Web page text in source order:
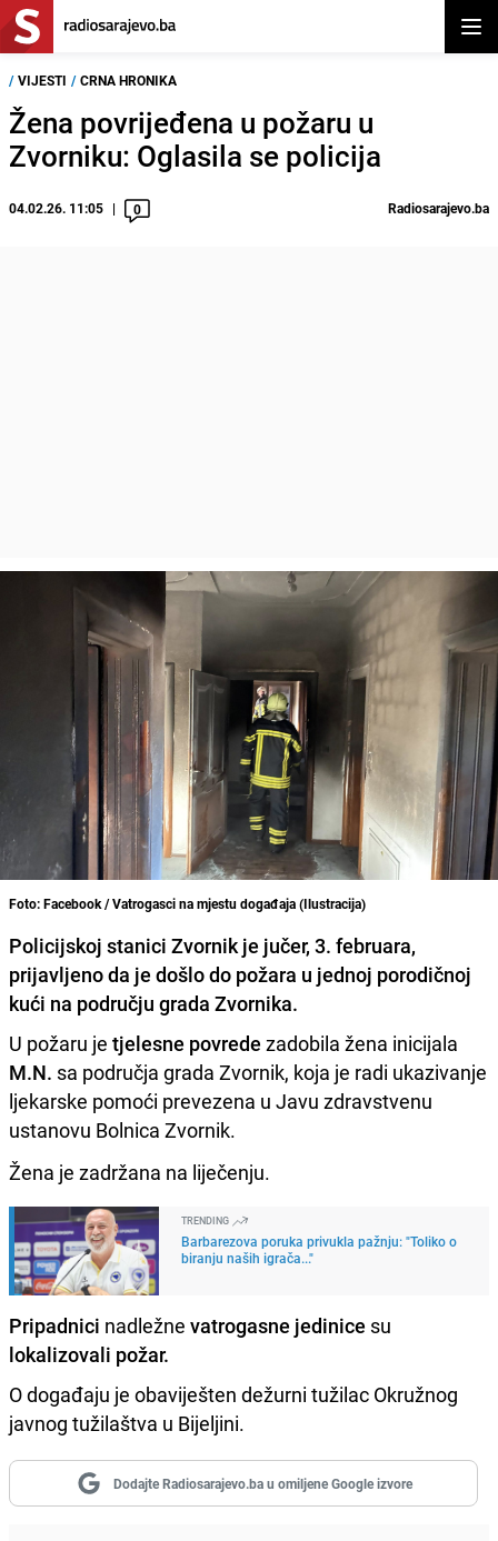
/ VIJESTI / CRNA HRONIKA
Žena povrijeđena u požaru u
Zvorniku: Oglasila se policija
04.02.26. 11:05 0 Radiosarajevo.ba
Foto: Facebook / Vatrogasci na mjestu događaja (Ilustracija)
Policijskoj stanici Zvornik je jučer, 3. februara,
prijavljeno da je došlo do požara u jednoj porodičnoj
kući na području grada Zvornika.
U požaru je tjelesne povrede zadobila žena inicijala
M.N. sa područja grada Zvornik, koja je radi ukazivanje
ljekarske pomoći prevezena u Javu zdravstvenu
ustanovu Bolnica Zvornik.
Žena je zadržana na liječenju.
TRENDING
Barbarezova poruka privukla pažnju: "Toliko o
biranju naših igrača..."
Pripadnici nadležne vatrogasne jedinice su
lokalizovali požar.
O događaju je obaviješten dežurni tužilac Okružnog
javnog tužilaštva u Bijeljini.
Dodajte Radiosarajevo.ba u omiljene Google izvore